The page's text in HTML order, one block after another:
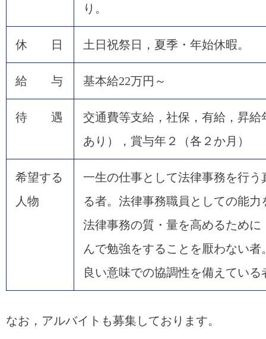
り。
休 日 土日祝祭日，夏季・年始休暇。
給 与 基本給22万円～
待 遇
交通費等支給，社保，有給，昇給
あり），賞与年２（各２か月）
希望する
人物
一生の仕事として法律事務を行う
る者。法律事務職員としての能
法律事務の質・量を高めるために
んで勉強をすることを厭わない
良い意味での協調性を備えている
なお，アルバイトも募集しております。